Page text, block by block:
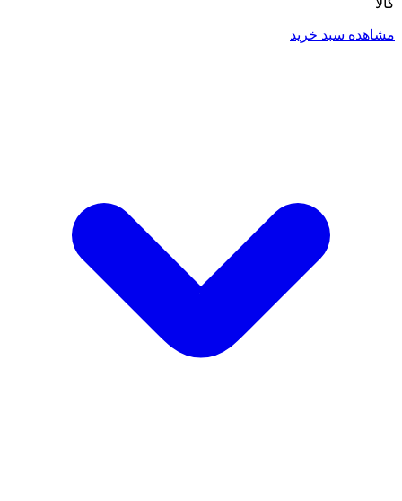
کالا
مشاهده سبد خرید